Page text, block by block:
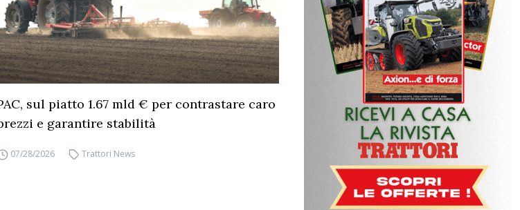
sul piatto 1.67 mld € per contrastare caro
e garantire stabilità
07/28/2026 Trattori News